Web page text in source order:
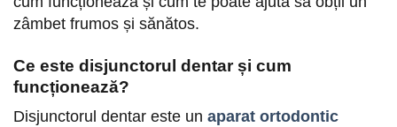
zâmbet frumos și sănătos.
Ce este disjunctorul dentar și cum
funcționează?
Disjunctorul dentar este un aparat ortodontic